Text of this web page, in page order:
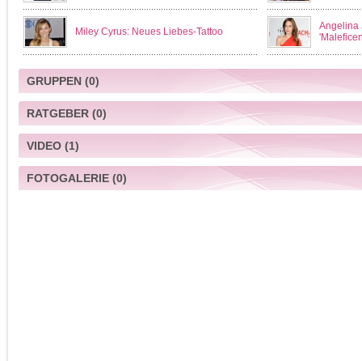
Miley Cyrus: Neues Liebes-Tattoo
Angelina
GRUPPEN(0)
RATGEBER(0)
VIDEO(1)
Rogue One: A Star Wars Story
FOTOGALERIE(0)